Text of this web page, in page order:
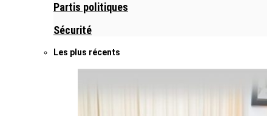
Partis politiques
Sécurité
Les plus récents